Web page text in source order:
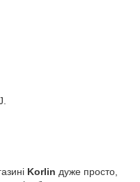
Korlin дуже просто,